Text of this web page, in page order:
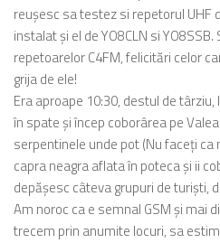
reușesc sa testez si repetorul UHF
instalat și el de YO8CLN si
repetoarelor C4FM, felicitări celor
grija de ele!
Era aproape 10:30, destul de
în spate și încep coborârea pe
serpentinele unde pot (Nu faceți ca
capra neagra aflata în poteca și ii
depășesc câteva grupuri de turiști,
Am noroc ca e semnal GSM și mai
trecem prin anumite locuri, sa